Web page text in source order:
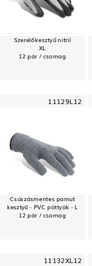
Szerelőkesztyű nitril
XL
12 pár / csomag
11129L12
Csúszásmentes pamut
kesztyű - PVC pöttyök - L
12 pár / csomag
11132XL12